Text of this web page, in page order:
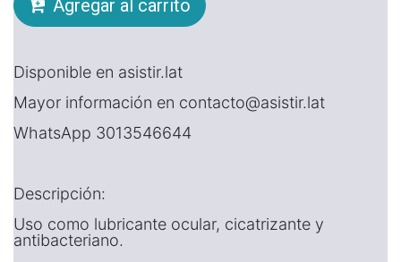
Agregar al carrito
Disponible en asistir.lat
Mayor información en contacto@asistir.lat
WhatsApp 3013546644
Descripción:
Uso como lubricante ocular, cicatrizante y
antibacteriano.